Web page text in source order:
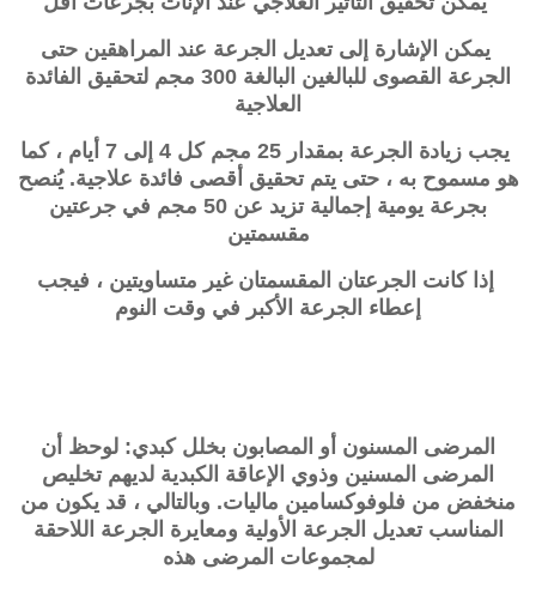
يمكن الإشارة إلى تعديل الجرعة عند المراهقين حتى
الجرعة القصوى للبالغين البالغة 300 مجم لتحقيق الفائدة
العلاجية
يجب زيادة الجرعة بمقدار 25 مجم كل 4 إلى 7 أيام ، كما
هو مسموح به ، حتى يتم تحقيق أقصى فائدة علاجية. يُنصح
بجرعة يومية إجمالية تزيد عن 50 مجم في جرعتين
مقسمتين
إذا كانت الجرعتان المقسمتان غير متساويتين ، فيجب
إعطاء الجرعة الأكبر في وقت النوم
المرضى المسنون أو المصابون بخلل كبدي: لوحظ أن
المرضى المسنين وذوي الإعاقة الكبدية لديهم تخليص
منخفض من فلوفوكسامين ماليات. وبالتالي ، قد يكون من
المناسب تعديل الجرعة الأولية ومعايرة الجرعة اللاحقة
لمجموعات المرضى هذه